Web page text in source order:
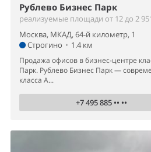
Рублево Бизнес Парк
реализуемые площади от 12 до 2
Москва, МКАД, 64-й километр, 1
Строгино • 1.4 км
Продажа офисов в бизнес-центре
Парк. Рублево Бизнес Парк —
класса А...
+7 495 885 •• ••